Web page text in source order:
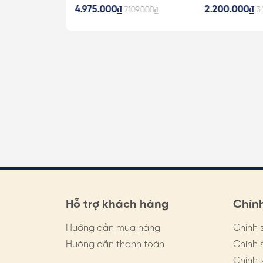
62cm, Vòng Tay, Khuyên Tai
4.975.000₫ 7.109.000₫
Trai Thật
2.200.000₫
Hỗ trợ khách hàng
Hướng dẫn mua hàng
Hướng dẫn thanh toán
Chính
Chính